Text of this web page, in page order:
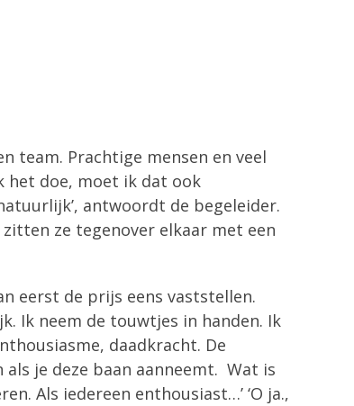
team. Prachtige mensen en veel
het doe, moet ik dat ook
antwoordt de begeleider.
zitten ze tegenover elkaar met een
eerst de prijs eens vaststellen.
Ik neem de touwtjes in handen. Ik
daadkracht. De
je deze baan aanneemt. Wat is
Als iedereen enthousiast…’ ‘O ja.,